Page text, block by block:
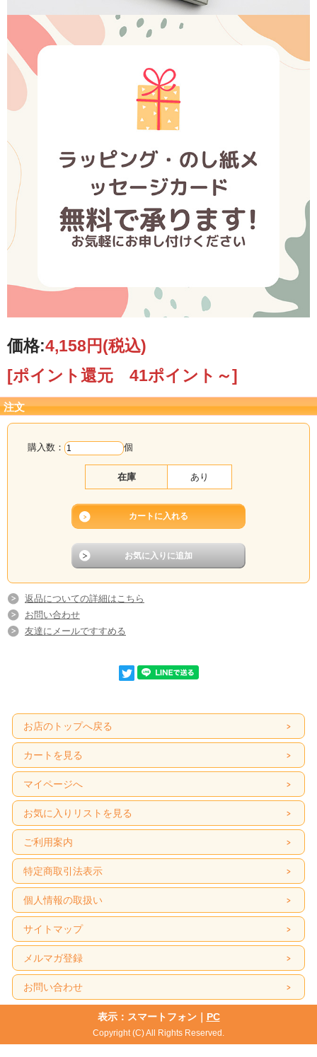
価格:4,158円(税込)
[ポイント還元 41ポイント～]
注文
購入数： 個
在庫 あり
返品についての詳細はこちら
お問い合わせ
友達にメールですすめる
お店のトップへ戻る
カートを見る
マイページへ
お気に入りリストを見る
ご利用案内
特定商取引法表示
個人情報の取扱い
サイトマップ
メルマガ登録
お問い合わせ
表示：スマートフォン｜ PC
Copyright (C) All Rights Reserved.